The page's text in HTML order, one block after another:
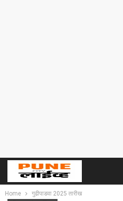
Home
गुढीपाडवा 2025 तारीख